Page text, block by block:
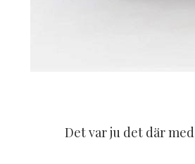
Det var ju det där med